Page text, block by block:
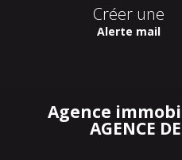
Créer une
Alerte mail
Agence
AGENCE